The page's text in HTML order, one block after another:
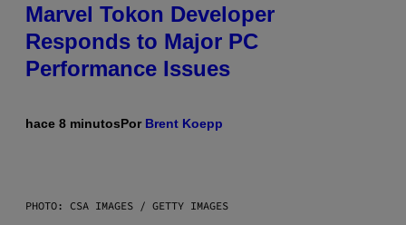
Marvel Tokon Developer
Responds to Major PC
Performance Issues
hace 8 minutosPor Brent Koepp
PHOTO: CSA IMAGES / GETTY IMAGES